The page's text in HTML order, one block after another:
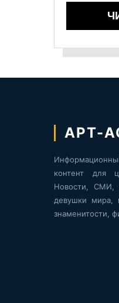
АРТ-
контент для
Новости, СМИ,
девушки мира,
знаменитости,